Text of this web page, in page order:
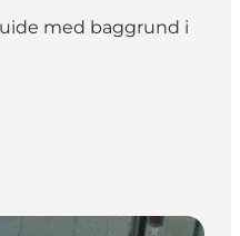
med baggrund i